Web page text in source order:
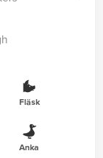
Fläsk
Anka